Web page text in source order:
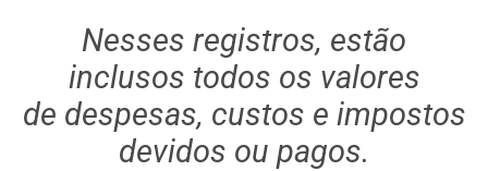
Nesses registros, estão
inclusos todos os valores
de despesas, custos e impostos
devidos ou pagos.